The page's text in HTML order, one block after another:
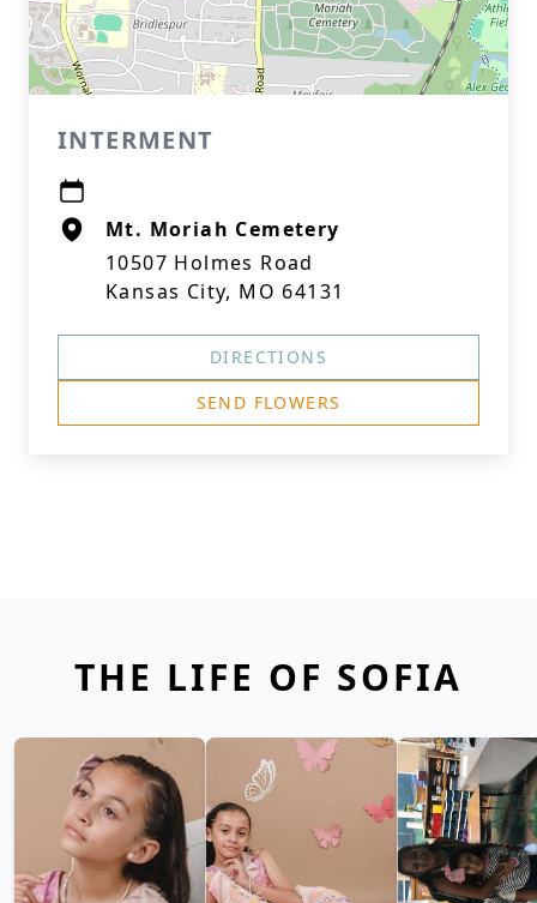
INTERMENT
Mt. Moriah Cemetery
10507 Holmes Road
Kansas City, MO 64131
DIRECTIONS
SEND FLOWERS
THE LIFE OF SOFIA